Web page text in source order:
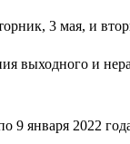
3 мая, и
выходного и
9 января 2022